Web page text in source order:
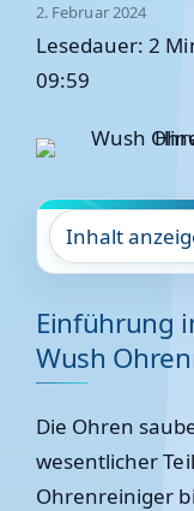
2. Februar 2024
Lesedauer: 2
09:59
Inhalt
Einführung
Wush
Die Ohren
wesentlicher
Ohrenreiniger